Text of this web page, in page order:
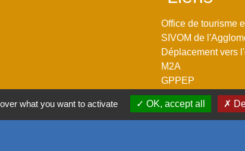
Office de tourisme
SIVOM de
Déplacement vers
M2A
GPPEP
what you want to activate OK, accept all